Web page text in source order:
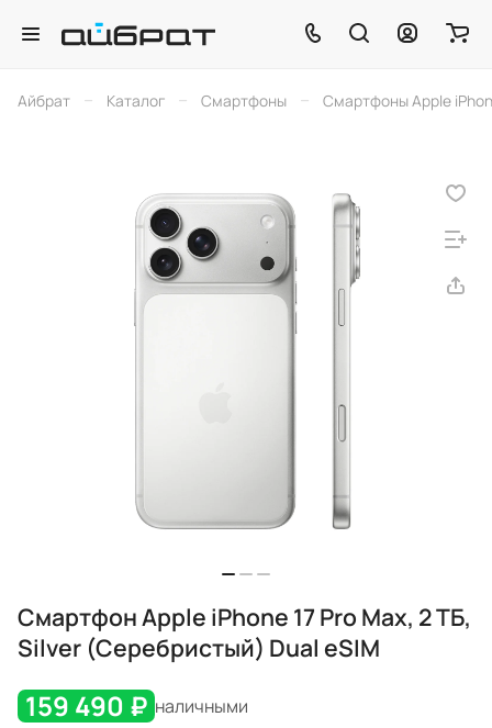
Айбрат – Каталог – Смартфоны – Смартфоны Apple
Смартфон Apple iPhone 17 Pro Max, 2 ТБ,
Silver (Серебристый) Dual eSIM
159 490 ₽ наличными